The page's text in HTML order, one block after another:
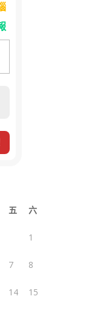
五 六
1
7 8
14 15